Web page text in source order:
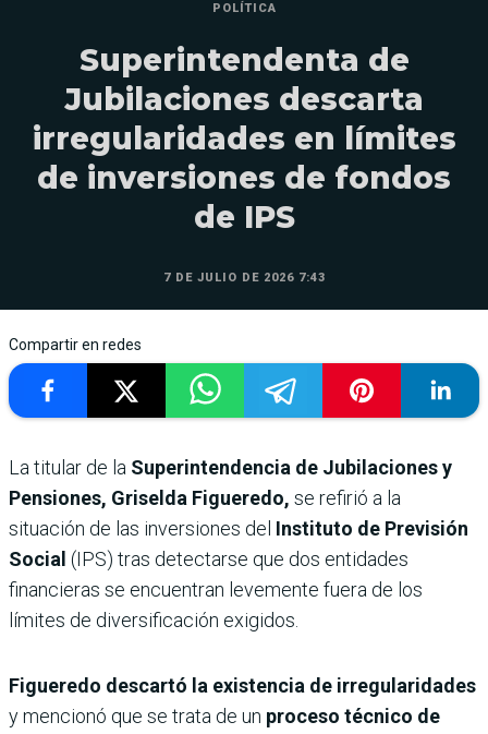
POLÍTICA
Superintendenta de
Jubilaciones descarta
irregularidades en límites
de inversiones de fondos
de IPS
7 DE JULIO DE 2026 7:43
Compartir en redes
La titular de la Superintendencia de Jubilaciones y
Pensiones, Griselda Figueredo, se refirió a la
situación de las inversiones del Instituto de Previsión
Social (IPS) tras detectarse que dos entidades
financieras se encuentran levemente fuera de los
límites de diversificación exigidos.
Figueredo descartó la existencia de irregularidades
y mencionó que se trata de un proceso técnico de